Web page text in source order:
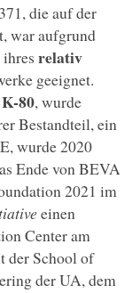
die auf der
war aufgrund
relativ
geeignet.
80, wurde
Bestandteil, ein
wurde 2020
Ende von BEVA
2021 im
einen
Center am
der School of
der UA, dem